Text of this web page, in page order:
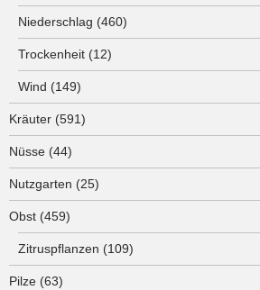
Niederschlag (460)
Trockenheit (12)
Wind (149)
Kräuter (591)
Nüsse (44)
Nutzgarten (25)
Obst (459)
Zitruspflanzen (109)
Pilze (63)